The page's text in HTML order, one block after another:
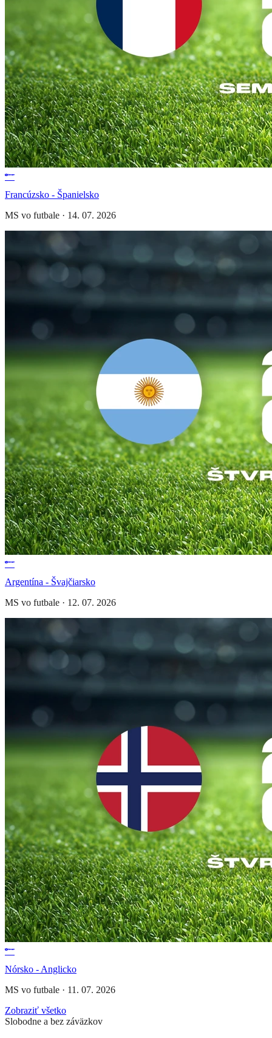
Francúzsko - Španielsko
MS vo futbale · 14. 07. 2026
Argentína - Švajčiarsko
MS vo futbale · 12. 07. 2026
Nórsko - Anglicko
MS vo futbale · 11. 07. 2026
Zobraziť všetko
Slobodne a bez záväzkov